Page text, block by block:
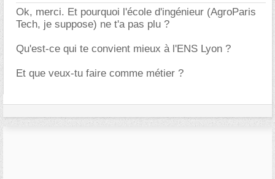
Ok, merci. Et pourquoi l'école d'ingénieur (AgroParis
Tech, je suppose) ne t'a pas plu ?
Qu'est-ce qui te convient mieux à l'ENS Lyon ?
Et que veux-tu faire comme métier ?